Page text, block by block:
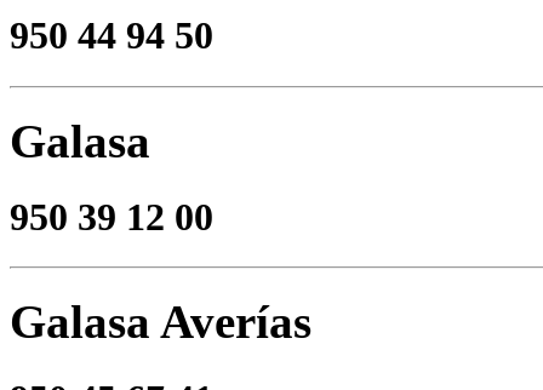
950 44 94 50
Galasa
950 39 12 00
Galasa Averías